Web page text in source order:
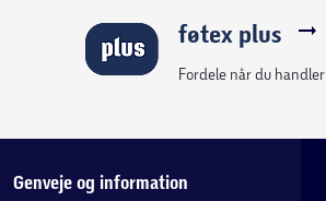
føtex plus
Fordele når du handler
Genveje og information